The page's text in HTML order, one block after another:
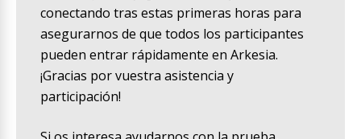
conectando tras estas primeras horas para
asegurarnos de que todos los participantes
pueden entrar rápidamente en Arkesia.
¡Gracias por vuestra asistencia y
participación!